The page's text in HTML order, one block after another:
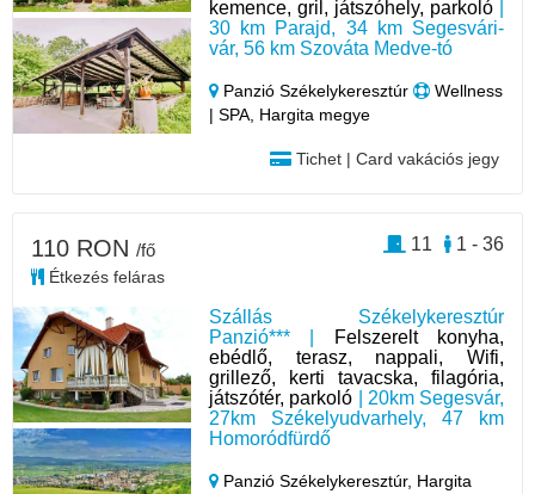
kemence, gril, játszóhely, parkoló
30 km Parajd, 34 km Segesvári-
vár, 56 km Szováta Medve-tó
Panzió Székelykeresztúr
Wellness
| SPA, Hargita megye
Tichet | Card vakációs jegy
Szállás Székelykeresztúr
Panzió*** |
Felszerelt konyha,
ebédlő, terasz, nappali, Wifi,
grillező, kerti tavacska, filagória,
játszótér, parkoló | 20km Segesvár,
27km Székelyudvarhely, 47 km
Homoródfürdő
Panzió Székelykeresztúr, Hargita
110 RON /fő
Étkezés feláras
1 - 36
11